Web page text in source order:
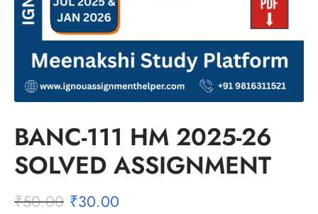
BANC-111 HM 2025-26
SOLVED ASSIGNMENT
₹50.00 ₹30.00